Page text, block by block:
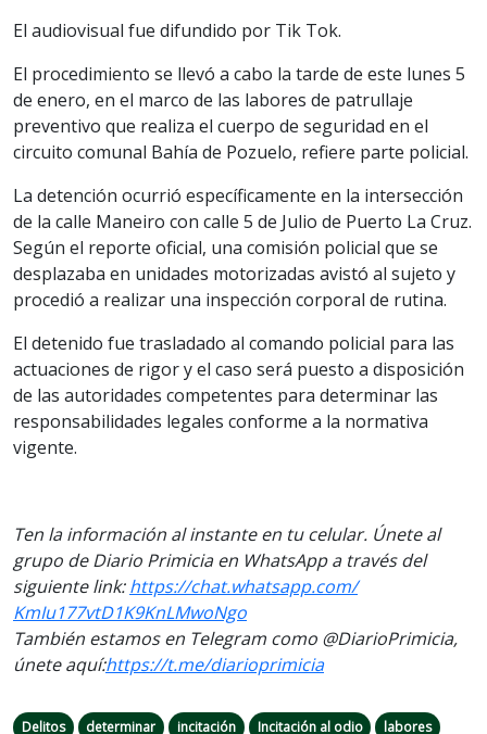
El audiovisual fue difundido por Tik Tok.
El procedimiento se llevó a cabo la tarde de este lunes 5
de enero, en el marco de las labores de patrullaje
preventivo que realiza el cuerpo de seguridad en el
circuito comunal Bahía de Pozuelo, refiere parte policial.
La detención ocurrió específicamente en la intersección
de la calle Maneiro con calle 5 de Julio de Puerto La Cruz.
Según el reporte oficial, una comisión policial que se
desplazaba en unidades motorizadas avistó al sujeto y
procedió a realizar una inspección corporal de rutina.
El detenido fue trasladado al comando policial para las
actuaciones de rigor y el caso será puesto a disposición
de las autoridades competentes para determinar las
responsabilidades legales conforme a la normativa
vigente.
Ten la información al instante en tu celular. Únete al
grupo de Diario Primicia en WhatsApp a través del
siguientelink:https://chat.whatsapp.com/
KmIu177vtD1K9KnLMwoNgo
También estamos en Telegram como @DiarioPrimicia,
únete aquí:https://t.me/diarioprimicia
Delitos determinar incitación Incitación al odio
labores